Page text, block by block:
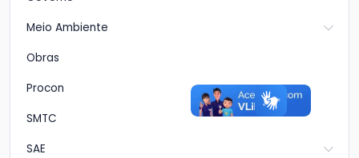
Meio Ambiente
Obras
Procon
SMTC
SAE